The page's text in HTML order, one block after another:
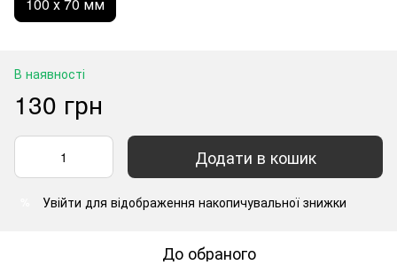
В наявності
130 грн
Додати в кошик
Увійти для відображення накопичувальної знижки
До обраного